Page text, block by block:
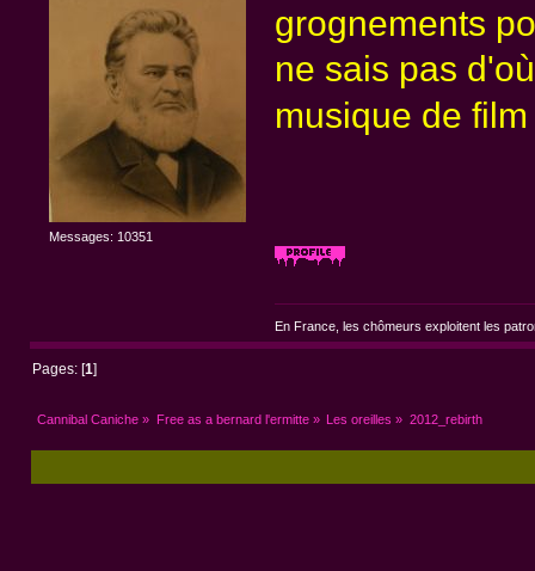
Messages: 10351
grognements
ne sais pas
musique de
En France, les chômeurs exploitent les
Pages: [1]
Cannibal Caniche » Free as a bernard l'ermitte» Les oreilles » 2012_rebirth